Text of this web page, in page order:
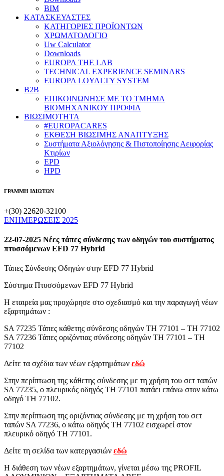
BIM
ΚΑΤΑΣΚΕΥΑΣΤΕΣ
ΚΑΤΗΓΟΡΙΕΣ ΠΡΟΪΟΝΤΩΝ
ΧΡΩΜΑΤΟΛΟΓΙΟ
Uw Calculator
Downloads
EUROPA THE LAB
TECHNICAL EXPERIENCE SEMINARS
EUROPA LOYALTY SYSTEM
B2B
​ΕΠΙΚΟΙΝΩΝΗΣΕ ΜΕ ΤΟ ΤΜΗΜΑ
ΒΙΟΜΗΧΑΝΙΚΟΥ ​ΠΡΟΦΙΛ
ΒΙΩΣΙΜΟΤΗΤΑ
#EUROPACARES
ΕΚΘΕΣΗ ΒΙΩΣΙΜΗΣ ΑΝΑΠΤΥΞΗΣ
Συστήματα Αξιολόγησης & Πιστοποίησης Αειφορίας
Κτιρίων
EPD
HPD
ΓΡΑΜΜΗ ΙΔΙΩΤΩΝ
+(30) 22620-32100
ΕΝΗΜΕΡΩΣΕΙΣ 2025
22-07-2025 Νέες τάπες σύνδεσης των οδηγών του συστήματος
πτυσσόμενων EFD 77 Hybrid
Τάπες Σύνδεσης Οδηγών στην EFD 77 Hybrid
Σύστημα Πτυσσόμενων EFD 77 Hybrid
Η εταιρεία μας προχώρησε στο σχεδιασμό και την παραγωγή νέων
εξαρτημάτων :
SA 77235 Τάπες κάθετης σύνδεσης οδηγών ΤΗ 77101 – ΤΗ 77102
SA 77236 Τάπες οριζόντιας σύνδεσης οδηγών ΤΗ 77101 – ΤΗ
77102
Δείτε τα σχέδια των νέων εξαρτημάτων εδώ
Στην περίπτωση της κάθετης σύνδεσης με τη χρήση του σετ ταπών
SA 77235, ο πλευρικός οδηγός ΤΗ 77101 πατάει επάνω στον κάτω
οδηγό ΤΗ 77102.
Στην περίπτωση της οριζόντιας σύνδεσης με τη χρήση του σετ
ταπών SA 77236, ο κάτω οδηγός ΤΗ 77102 εισχωρεί στον
πλευρικό οδηγό ΤΗ 77101.
Δείτε τη σελίδα των κατεργασιών εδώ
Η διάθεση των νέων εξαρτημάτων, γίνεται μέσω της PROFIL